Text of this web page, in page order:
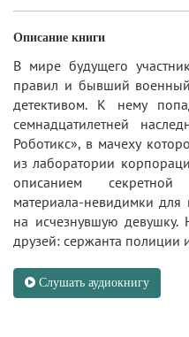
Описание книги
В мире будущего
правил и бывший
детективом. К нему
семнадцатилетней
Роботикс», в мачеху
из лаборатории
описанием секретной
материала-невидимки
на исчезнувшую
друзей: сержанта полиции
Слушать аудиокнигу